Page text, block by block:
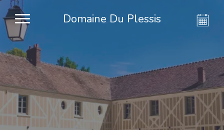
Domaine Du Plessis